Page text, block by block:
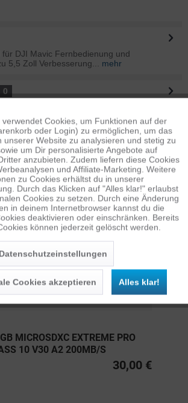
DJI Mavic Fernbedienung und
5,5 Zoll Verbesserung...
mehr
0
Produkt ähnlich ...mehr
MICROSDXC EXTREME PRO
10 V30 A2 200MB/S
30,00 €
Aktiv
Inaktiv
Inaktiv
Inaktiv
verwendet Cookies, um Funktionen auf der
oder Login) zu ermöglichen, um das
unserer Website zu analysieren und stetig zu
um Dir personalisierte Angebote auf
anzubieten. Zudem liefern diese Cookies
und Affiliate-Marketing. Weitere
zu Cookies erhältst du in unserer
Durch das Klicken auf "Alles klar!" erlaubst
Cookies zu setzen. Durch eine Änderung
in deinem Internetbrowser kannst du die
deaktivieren oder einschränken. Bereits
können jederzeit gelöscht werden.
Datenschutzeinstellungen
Cookies akzeptieren Alles klar!